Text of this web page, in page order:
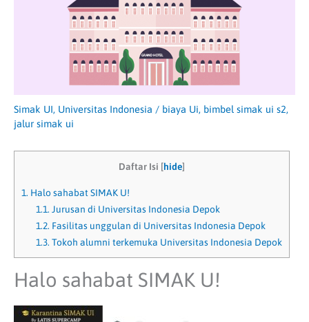
Simak UI, Universitas Indonesia / biaya Ui, bimbel simak ui s2,
jalur simak ui
Daftar Isi [hide]
1. Halo sahabat SIMAK U!
1.1. Jurusan di Universitas Indonesia Depok
1.2. Fasilitas unggulan di Universitas Indonesia Depok
1.3. Tokoh alumni terkemuka Universitas Indonesia Depok
Halo sahabat SIMAK U!